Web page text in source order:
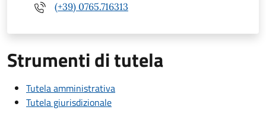
(+39) 0765.716313
Strumenti di tutela
Tutela amministrativa
Tutela giurisdizionale